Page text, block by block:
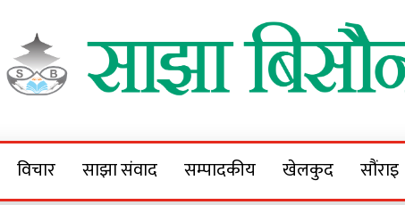
Sajha Bisaunee
विचार साझा संवाद सम्पादकीय खेलकुद सौंराइ